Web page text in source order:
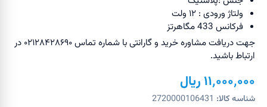
ولتاژ ورودی : ۱۲ ولت
فرکانس 433 مگاهرتز
جهت دریافت مشاوره خرید و گارانتی با شماره تماس ۰۲۱۲۸۴۲۸۶۹۰ در
ارتباط باشید.
۱۱٬۰۰۰٬۰۰۰ریال
شناسه کالا: 2720000106431